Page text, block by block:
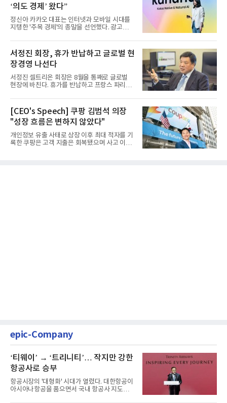
‘의도 경제’ 왔다”
정신아 카카오 대표는 인터넷과 모바일 시대를
지탱한 '주목 경제'의 종말을 선언했다. 광고를
서정진 회장, 휴가 반납하고 글로벌 현
장경영 나선다
서정진 셀트리온 회장은 8월을 통째로 글로벌
현장에 바친다. 휴가를 반납하고 프랑스 파리에
[CEO's Speech] 쿠팡 김범석 의장
"성장 흐름은 변하지 않았다"
개인정보 유출 사태로 상장 이후 최대 적자를 기
록한 쿠팡은 고객 지출은 회복됐으며 사고 이전
epic-Company
‘티웨이’ → ‘트리니티’… 작지만 강한
항공사로 승부
항공시장의 '대형화' 시대가 열렸다. 대한항공이
아시아나항공을 품으면서 국내 항공사 지도가